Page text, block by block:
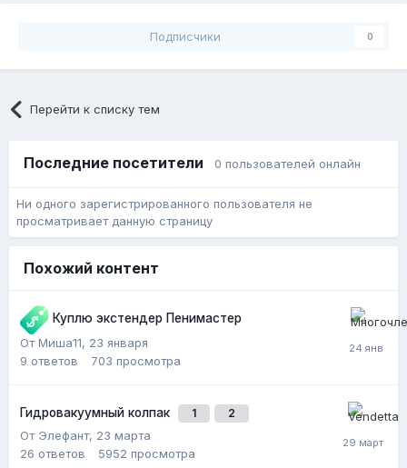
Подписчики 0
Перейти к списку тем
Последние посетители 0 пользователей онлайн
Ни одного зарегистрированного пользователя не
просматривает данную страницу
Похожий контент
Куплю экстендер Пенимастер
От Миша11, 23 января
9 ответов 703 просмотра
Гидровакуумный колпак 1 2
От Элефант, 23 марта
26 ответов 5952 просмотра